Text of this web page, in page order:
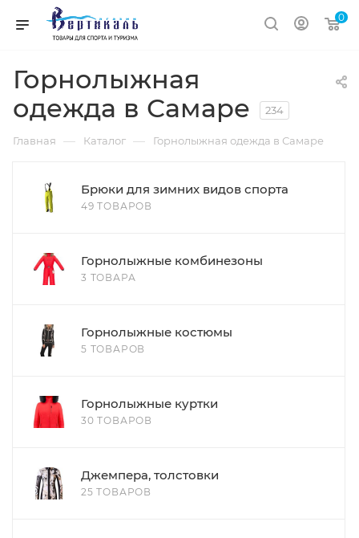
0
Горнолыжная
одежда в Самаре
234
Главная — Каталог — Горнолыжная одежда в Самаре
Брюки для зимних видов спорта
49 ТОВАРОВ
Горнолыжные комбинезоны
3 ТОВАРА
Горнолыжные костюмы
5 ТОВАРОВ
Горнолыжные куртки
30 ТОВАРОВ
Джемпера, толстовки
25 ТОВАРОВ